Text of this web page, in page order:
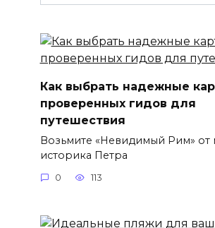
Как выбрать надежные
проверенных гидов для
путешествия
Возьмите «Невидимый Рим» от
историка Петра
0 113